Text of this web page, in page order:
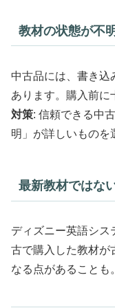
教材の状態が不明
中古品には、書き込
あります。購入前に
対策: 信頼できる中
明」が詳しいものを
最新教材ではな
ディズニー英語シス
古で購入した教材が
なる点があることも。